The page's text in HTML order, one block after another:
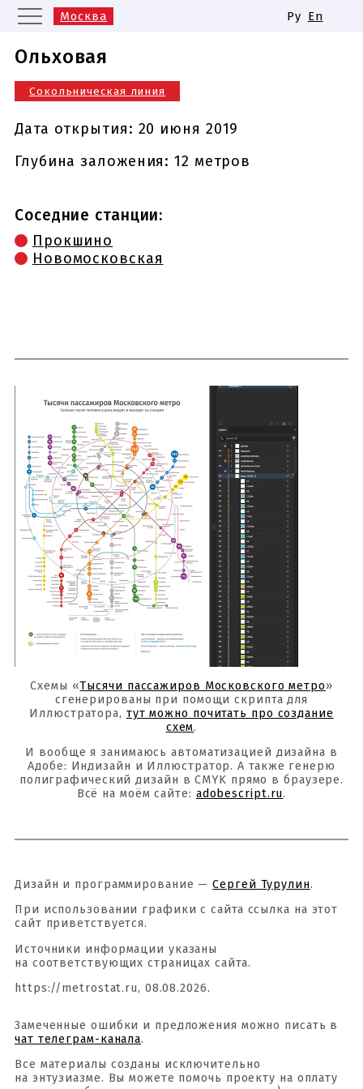
Москва
Казань
Новосибирск
Самара
Одинаковые названия станций
метро
Ру En
Ольховая
Сокольническая линия
Дата открытия: 20 июня 2019
Глубина заложения: 12 метров
Соседние станции:
Прокшино
Новомосковская
Схемы «Тысячи пассажиров Московского метро»
сгенерированы при помощи скрипта для
Иллюстратора, тут можно почитать про создание
схем.
И вообще я занимаюсь автоматизацией дизайна в
Адобе: Индизайн и Иллюстратор. А также генерю
полиграфический дизайн в CMYK прямо в браузере.
Всё на моём сайте: adobescript.ru.
Дизайн и программирование —Сергей Турулин.
При использовании графики с сайта ссылка на этот
сайт приветствуется.
Источники информации указаны
на соответствующих страницах сайта.
https://metrostat.ru, 08.08.2026.
Замеченные ошибки и предложения можно писать в
чат телеграм-канала.
Все материалы созданы исключительно
на энтузиазме. Вы можете помочь проекту на оплату